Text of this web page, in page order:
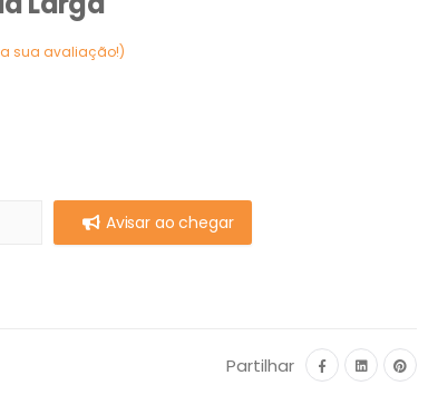
sua avaliação!)
Avisar ao chegar
Partilhar